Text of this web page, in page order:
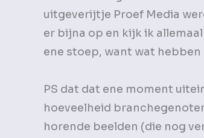
uitgeverijtje Proef Media
er bijna op en kijk ik
ene stoep, want wat
PS dat dat ene moment
hoeveelheid
horende beelden (die nog